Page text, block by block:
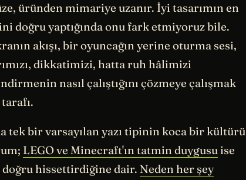
üründen mimariye uzanır. İyi tasarımın en
doğru yaptığında onu fark etmiyoruz bile.
akışı, bir oyuncağın yerine oturma sesi,
dikkatimizi, hatta ruh hâlimizi
nasıl çalıştığını çözmeye çalışmak
tek bir varsayılan yazı tipinin koca bir kültürü
LEGO ve Minecraft'ın tatmin duygusu ise
doğru hissettirdiğine dair. Neden her şey